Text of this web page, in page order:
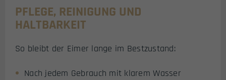
PFLEGE, REINIGUNG UND
HALTBARKEIT
So bleibt der Eimer lange im Bestzustand:
Nach jedem Gebrauch mit klarem Wasser